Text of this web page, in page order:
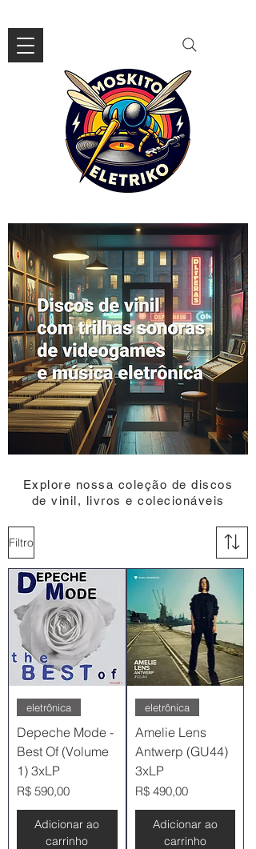
Explore nossa coleção de discos
de vinil, livros e colecionáveis
Filtro
eletrônica
Depeche Mode -
Best Of (Volume
1) 3xLP
Preço
R$ 590,00
Adicionar ao
carrinho
eletrônica
Amelie Lens
Antwerp (GU44)
3xLP
Preço
R$ 490,00
Adicionar ao
carrinho